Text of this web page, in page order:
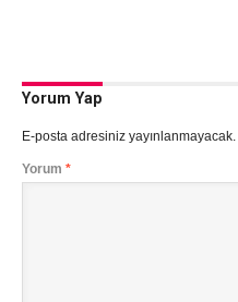
Yorum Yap
E-posta adresiniz yayınlanmayacak.
Yorum *